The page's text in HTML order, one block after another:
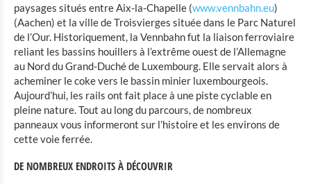
paysages situés entre Aix-la-Chapelle (www.vennbahn.eu)
(Aachen) et la ville de Troisvierges située dans le Parc Naturel
de l’Our. Historiquement, la Vennbahn fut la liaison ferroviaire
reliant les bassins houillers à l’extrême ouest de l’Allemagne
au Nord du Grand-Duché de Luxembourg. Elle servait alors à
acheminer le coke vers le bassin minier luxembourgeois.
Aujourd’hui, les rails ont fait place à une piste cyclable en
pleine nature. Tout au long du parcours, de nombreux
panneaux vous informeront sur l’histoire et les environs de
cette voie ferrée.
DE NOMBREUX ENDROITS À DÉCOUVRIR